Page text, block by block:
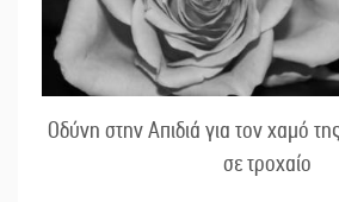
Οδύνη στην Απιδιά για τον χαμό
σε τροχαίο